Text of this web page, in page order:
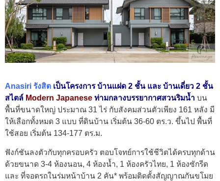
Anasiri รังสิต เป็นโครงการ บ้านแฝด 2 ชั้น และ บ้านเดี่ยว 2 ชั้น
สไตล์ Modern Japanese ท่ามกลางบรรยากาศสวนริมน้ำ บน
พื้นที่ขนาดใหญ่ ประมาณ 31 ไร่ กับสังคมส่วนตัวเพียง 161 หลัง มี
ให้เลือกทั้งหมด 3 แบบ ที่ดินบ้าน เริ่มต้น 36-60 ตร.ว. ขึ้นไป พื้นที่
ใช้สอย เริ่มต้น 134-177 ตร.ม.
ฟังก์ชันลงตัวกับทุกครอบครัว ตอบโจทย์การใช้ชีวิตได้ครบทุกด้าน
ด้วยขนาด 3-4 ห้องนอน, 4 ห้องน้ำ, 1 ห้องครัวไทย, 1 ห้องซักรีด
และ ที่จอดรถในร่มหน้าบ้าน 2 คัน* พร้อมติดตั้งสัญญาณกันขโมย